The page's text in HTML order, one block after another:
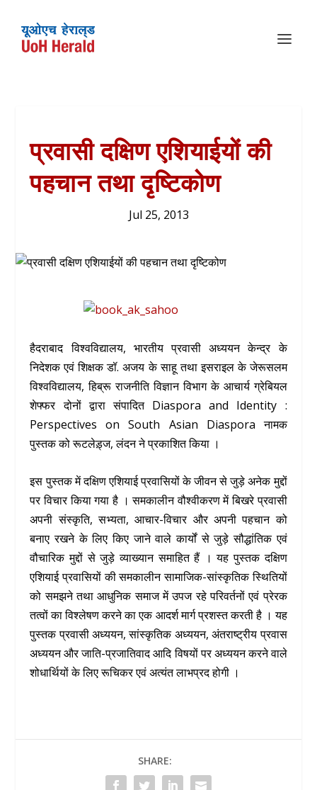
प्रवासी दक्षिण एशियाईयों की
पहचान तथा दृष्टिकोण
Jul 25, 2013
हैदराबाद विश्वविद्यालय, भारतीय प्रवासी अध्ययन केन्द्र के
निदेशक एवं शिक्षक डॉ. अजय के साहू तथा इसराइल के जेरूसलम
विश्वविद्यालय, हिब्रू राजनीति विज्ञान विभाग के आचार्य ग्रेबियल
शेफ्फर दोनों द्वारा संपादित Diaspora and Identity :
Perspectives on South Asian Diaspora नामक
पुस्तक को रूटलेड़्ज, लंदन ने प्रकाशित किया ।
इस पुस्तक में दक्षिण एशियाई प्रवासियों के जीवन से जुड़े अनेक मुद्दों
पर विचार किया गया है । समकालीन वौश्वीकरण में बिखरे प्रवासी
अपनी संस्कृति, सभ्यता, आचार-विचार और अपनी पहचान को
बनाए रखने के लिए किए जाने वाले कार्यों से जुड़े सौद्धांतिक एवं
वौचारिक मुद्दों से जुड़े व्याख्यान समाहित हैं । यह पुस्तक दक्षिण
एशियाई प्रवासियों की समकालीन सामाजिक-सांस्कृतिक स्थितियों
को समझने तथा आधुनिक समाज में उपज रहे परिवर्तनों एवं प्रेरक
तत्वों का विश्लेषण करने का एक आदर्श मार्ग प्रशस्त करती है । यह
पुस्तक प्रवासी अध्ययन, सांस्कृतिक अध्ययन, अंतराष्ट्रीय प्रवास
अध्ययन और जाति-प्रजातिवाद आदि विषयों पर अध्ययन करने वाले
शोधार्थियों के लिए रूचिकर एवं अत्यंत लाभप्रद होगी ।
SHARE: